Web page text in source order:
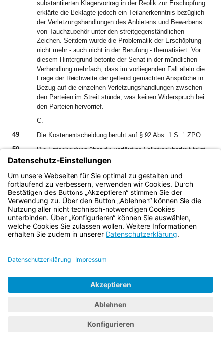
substantiierten Klägervortrag in der Replik zur Erschöpfung
erklärte die Beklagte jedoch ein Teilanerkenntnis bezüglich
der Verletzungshandlungen des Anbietens und Bewerbens
von Tauchzubehör unter den streitgegenständlichen
Zeichen. Seitdem wurde die Problematik der Erschöpfung
nicht mehr - auch nicht in der Berufung - thematisiert. Vor
diesem Hintergrund betonte der Senat in der mündlichen
Verhandlung mehrfach, dass im vorliegenden Fall allein die
Frage der Reichweite der geltend gemachten Ansprüche in
Bezug auf die einzelnen Verletzungshandlungen zwischen
den Parteien im Streit stünde, was keinen Widerspruch bei
den Parteien hervorrief.
C.
49
Die Kostenentscheidung beruht auf § 92 Abs. 1 S. 1 ZPO.
50
Die Entscheidung über die vorläufige Vollstreckbarkeit folgt
aus § 708 Nr. 1, Nr. 10, § 709, § 711 ZPO.
51
Die Festsetzung des Streitwerts erfolgte in Anwendung von
§ 3 ZPO, § 51 Abs. 1 GKG. Die Parteien haben sich weder
gegen die Streitwertfestsetzung des Landgerichts in Höhe
von insgesamt 57.000,00 EUR noch gegen die
erstinstanzliche Einschätzung, dass der Streitwert für die
im Teil-Anerkenntnisurteil zugesprochenen Tathandlungen
Anbieten und Bewerben 19.000,00 EUR beträgt, gewandt.
Abs. 2 S. 1 Nr. 1 ZPO). Die Frage, auf welche
Vermutung der Wiederholungsgefahr erstreckt, ist
höchstrichterlich nicht entschieden und wirft
klärungsfähige Rechtsfragen auf, die sich über den
stellen können und deshalb für die Allgemeinheit von